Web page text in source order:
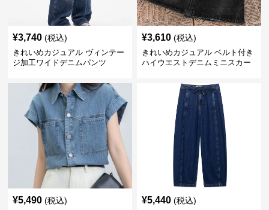
¥3,740 (税込)
きれいめカジュアル ヴィンテー
ジ加工ワイドデニムパンツ
¥3,610 (税込)
きれいめカジュアル ベルト付き
ハイウエストデニムミニスカー
¥5,490 (税込) ¥5,440 (税込)